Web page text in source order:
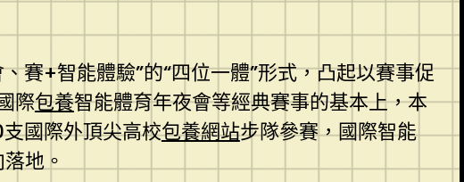
賽+智能體驗”的“四位一體”形式，凸起以賽事促
際包養智能體育年夜會等經典賽事的基本上，本
國際外頂尖高校包養網站步隊參賽，國際智能
地。